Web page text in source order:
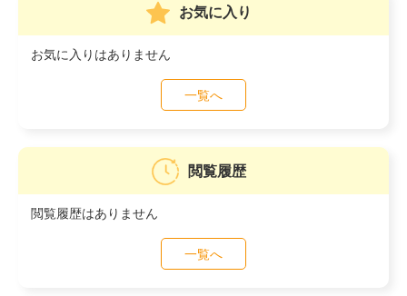
お気に入り
お気に入りはありません
一覧へ
閲覧履歴
閲覧履歴はありません
一覧へ